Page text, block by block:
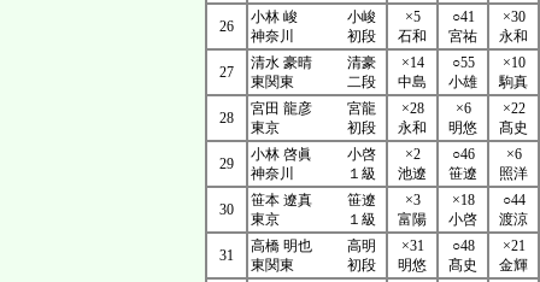
26
小林 峻
神奈川
小峻
初段
×5
石和
○41
宮祐
×30
永和
27
清水 豪晴
東関東
清豪
二段
×14
中島
○55
小雄
×10
駒真
28
宮田 龍彦
東京
宮龍
初段
×28
永和
×6
明悠
×22
髙史
29
小林 啓眞
神奈川
小啓
１級
×2
池遼
○46
笹遼
×6
照洋
30
笹本 遼真
東京
笹遼
１級
×3
富陽
×18
小啓
○44
渡涼
31
高橋 明也
東関東
高明
初段
×31
明悠
○48
髙史
×21
金輝